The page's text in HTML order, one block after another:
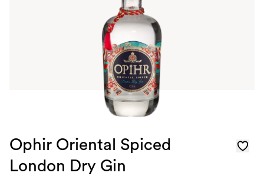
Ophir Oriental Spiced
London Dry Gin